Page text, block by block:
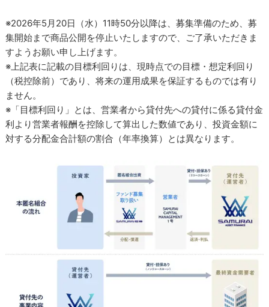
※2026年5月20日（水）11時50分以降は、募集準備のため、募
集開始まで商品公開を停止いたしますので、ご了承いただきま
すようお願い申し上げます。
※上記表に記載の目標利回りは、現時点での目標・想定利回り
（税控除前）であり、将来の運用成果を保証するものでは有り
ません。
※「目標利回り」とは、営業者から貸付先への貸付に係る貸付金
利より営業者報酬を控除して算出した数値であり、投資金額に
対する分配金合計額の割合（年率換算）とは異なります。